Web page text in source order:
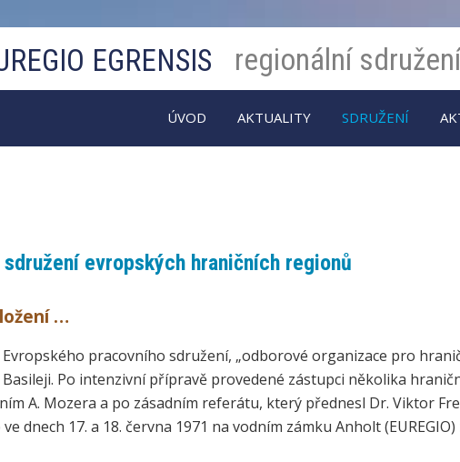
EGRENSIS regionální
ÚVOD AKTUALITY SDRUŽENÍ
sdružení evropských hraničních regionů
…
pracovního sdružení, „odborové organizace pro
Po intenzivní přípravě provedené zástupci několika
A. Mozera a po zásadním referátu, který přednesl Dr. Viktor
dnech 17. a 18. června 1971 na vodním zámku Anholt